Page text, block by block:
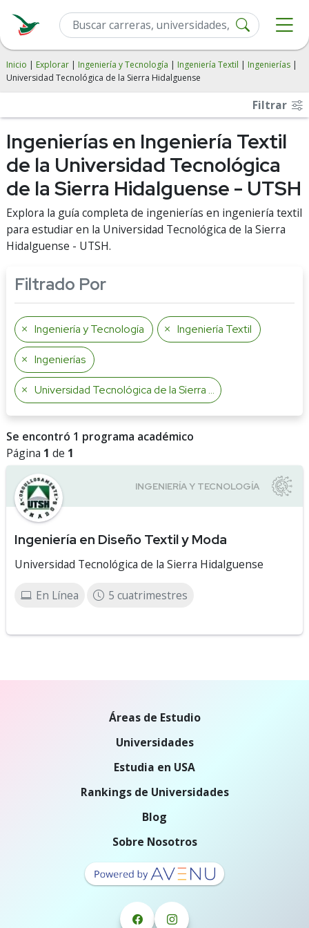
Inicio | Explorar | Ingeniería y Tecnología | Ingeniería Textil | Ingenierías |
Universidad Tecnológica de la Sierra Hidalguense
Filtrar
Ingenierías en Ingeniería Textil
de la Universidad Tecnológica
de la Sierra Hidalguense - UTSH
Explora la guía completa de ingenierías en ingeniería textil
para estudiar en la Universidad Tecnológica de la Sierra
Hidalguense - UTSH.
Filtrado Por
Ingeniería y Tecnología Ingeniería Textil
Ingenierías
Universidad Tecnológica de la Sierra Hidalguense
Se encontró 1 programa académico
Página 1 de 1
Ingeniería en Diseño Textil y Moda
Universidad Tecnológica de la Sierra Hidalguense
En Línea 5 cuatrimestres
Áreas de Estudio
Universidades
Estudia en USA
Rankings de Universidades
Blog
Sobre Nosotros